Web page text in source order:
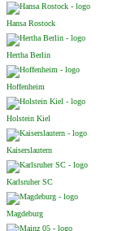
Hansa Rostock
Hertha Berlin
Hoffenheim
Holstein Kiel
Kaiserslautern
Karlsruher SC
Magdeburg